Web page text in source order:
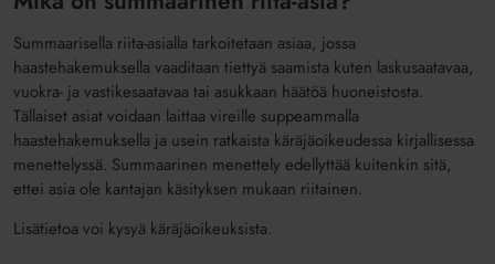
Summaarisella riita-asialla tarkoitetaan asiaa, jossa
haastehakemuksella vaaditaan tiettyä saamista kuten laskusaatavaa,
vuokra- ja vastikesaatavaa tai asukkaan häätöä huoneistosta.
Tällaiset asiat voidaan laittaa vireille suppeammalla
haastehakemuksella ja usein ratkaista käräjäoikeudessa kirjallisessa
menettelyssä. Summaarinen menettely edellyttää kuitenkin sitä,
ettei asia ole kantajan käsityksen mukaan riitainen.
Lisätietoa voi kysyä käräjäoikeuksista.